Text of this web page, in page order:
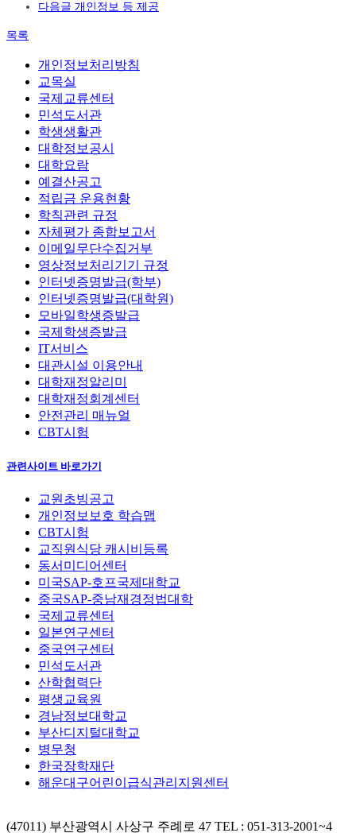
다음글 개인정보 등 제공
목록
개인정보처리방침
교목실
국제교류센터
민석도서관
학생생활관
대학정보공시
대학요람
예결산공고
적립금 운용현황
학칙관련 규정
자체평가 종합보고서
이메일무단수집거부
영상정보처리기기 규정
인터넷증명발급(학부)
인터넷증명발급(대학원)
모바일학생증발급
국제학생증발급
IT서비스
대관시설 이용안내
대학재정알리미
대학재정회계센터
안전관리 매뉴얼
CBT시험
관련사이트 바로가기
교원초빙공고
개인정보보호 학습맵
CBT시험
교직원식당 캐시비등록
동서미디어센터
미국SAP-호프국제대학교
중국SAP-중남재경정법대학
국제교류센터
일본연구센터
중국연구센터
민석도서관
산학협력단
평생교육원
경남정보대학교
부산디지털대학교
병무청
한국장학재단
해운대구어린이급식관리지원센터
(47011) 부산광역시 사상구 주례로 47 TEL : 051-313-2001~4